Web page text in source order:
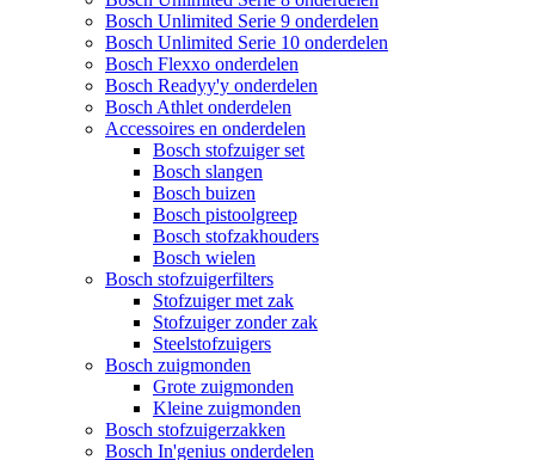
Bosch Unlimited Serie 9 onderdelen
Bosch Unlimited Serie 10 onderdelen
Bosch Flexxo onderdelen
Bosch Readyy'y onderdelen
Bosch Athlet onderdelen
Accessoires en onderdelen
Bosch stofzuiger set
Bosch slangen
Bosch buizen
Bosch pistoolgreep
Bosch stofzakhouders
Bosch wielen
Bosch stofzuigerfilters
Stofzuiger met zak
Stofzuiger zonder zak
Steelstofzuigers
Bosch zuigmonden
Grote zuigmonden
Kleine zuigmonden
Bosch stofzuigerzakken
Bosch In'genius onderdelen